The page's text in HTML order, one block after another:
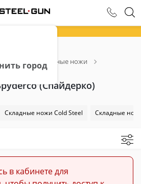
городСкладные ножи
(Спайдерко)
Складные ножи Cold Steel Складные
в кабинете для